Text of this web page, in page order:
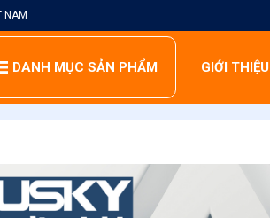
NAM
DANH MỤC SẢN PHẨM GIỚI THIỆU